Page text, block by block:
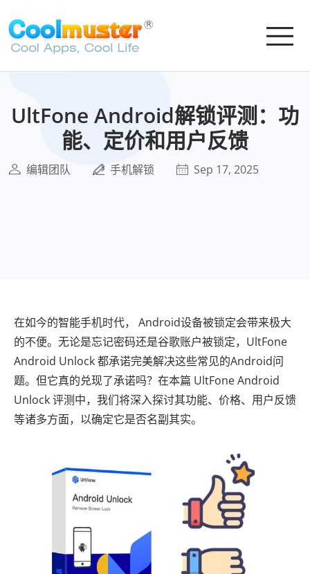
UltFone Android解锁评测：功
能、定价和用户反馈
编辑团队 手机解锁 Sep 17, 2025
在如今的智能手机时代， Android设备被锁定会带来极大
的不便。无论是忘记密码还是谷歌账户被锁定，UltFone
Android Unlock 都承诺完美解决这些常见的Android问
题。但它真的兑现了承诺吗？在本篇 UltFone Android
Unlock 评测中，我们将深入探讨其功能、价格、用户反馈
等诸多方面，以确定它是否名副其实。